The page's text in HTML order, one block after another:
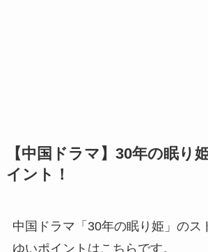
【中国ドラマ】30年の眠り
イント！
中国ドラマ「30年の眠り姫」のス
ゆいポイントはこちらです。